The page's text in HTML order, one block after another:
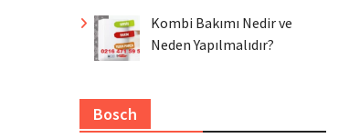
Kombi Bakımı Nedir ve
Neden Yapılmalıdır?
Bosch